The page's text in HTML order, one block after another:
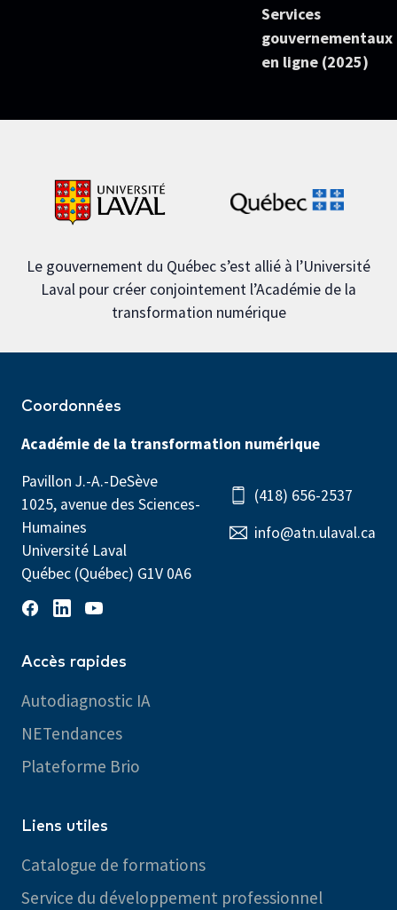
Services
gouvernementaux
en ligne (2025)
Le gouvernement du Québec s’est allié à l’Université
Laval pour créer conjointement l’Académie de la
transformation numérique
Coordonnées
Académie de la transformation numérique
Pavillon J.-A.-DeSève
1025, avenue des Sciences-
Humaines
Université Laval
Québec (Québec) G1V 0A6
(418) 656-2537
info@atn.ulaval.ca
Accès rapides
Autodiagnostic IA
NETendances
Plateforme Brio
Liens utiles
Catalogue de formations
Service du développement professionnel